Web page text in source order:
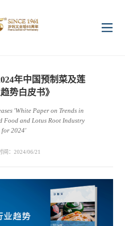
医疗与生命科学
年中国预制菜及莲
势白皮书》
'White Paper on Trends in
Food and Lotus Root Industry
for 2024'
间：2024/06/21